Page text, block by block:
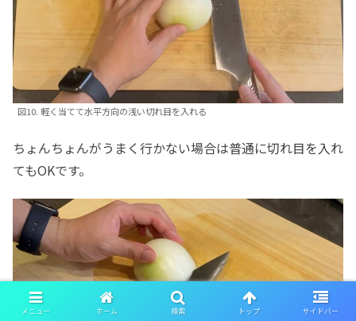
図10. 軽く当てて水平方向の浅い切れ目を入れる
ちょんちょんがうまく行かない場合は普通に切れ目を入れ
てもOKです。
メニュー ホーム 検索 トップ サイドバー